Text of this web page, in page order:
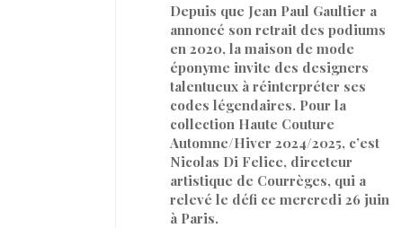
Depuis que Jean Paul Gaultier a
annoncé son retrait des podiums
en 2020, la maison de mode
éponyme invite des designers
talentueux à réinterpréter ses
codes légendaires. Pour la
collection Haute Couture
Automne/Hiver 2024/2025, c’est
Nicolas Di Felice, directeur
artistique de Courrèges, qui a
relevé le défi ce mercredi 26 juin
à Paris.